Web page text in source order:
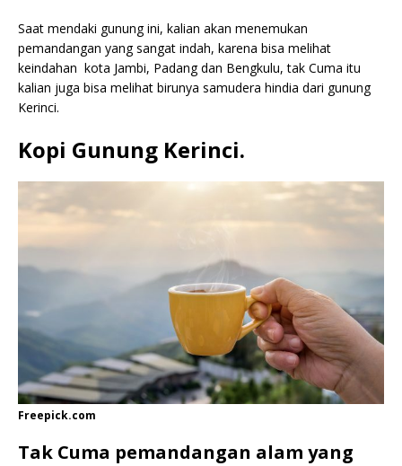
Saat mendaki gunung ini, kalian akan menemukan
pemandangan yang sangat indah, karena bisa melihat
keindahan kota Jambi, Padang dan Bengkulu, tak Cuma itu
kalian juga bisa melihat birunya samudera hindia dari gunung
Kerinci.
Kopi Gunung Kerinci.
Freepick.com
Tak Cuma pemandangan alam yang